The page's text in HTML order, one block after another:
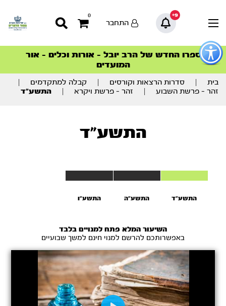
כפתור
לפתיחת
תפריט
9+
0
התחבר
סדרות הפודקאסטים
הסדרה המובילה החודש – דרך המלך
ספרו החדש של הרב יובל – אורות וכלים – אור
המועדים
הצטרפו למהפכת הבריאות הטבעית >
סדרות הפודקאסטים
הסדרה המובילה החודש – דרך המלך
תוכן
מרכזי
בית סדרות הרצאות וקורסים קבלה למתקדמים
זהר - פרשת השבוע
זהר – פרשת ויקרא התשע”ד
התשע”ד
התשע”ד התשע”ה התשע”ו
השיעור המלא פתח למנויים בלבד
באפשרותכם להרשם למנוי חינם למשך שבועיים